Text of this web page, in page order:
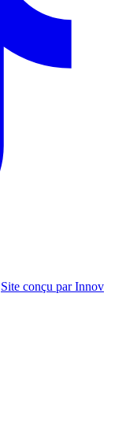
Site conçu par Innov